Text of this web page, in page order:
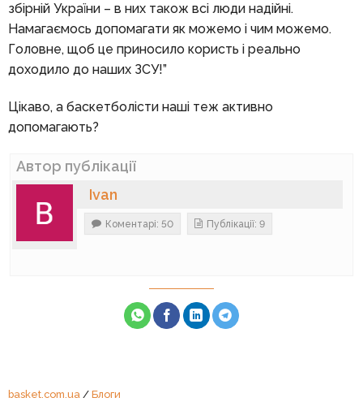
збірній України – в них також всі люди надійні.
Намагаємось допомагати як можемо і чим можемо.
Головне, щоб це приносило користь і реально
доходило до наших ЗСУ!”
Цікаво, а баскетболісти наші теж активно
допомагають?
Автор публікації
Ivan
Коментарі: 50 Публікації: 9
basket.com.ua/ Блоги